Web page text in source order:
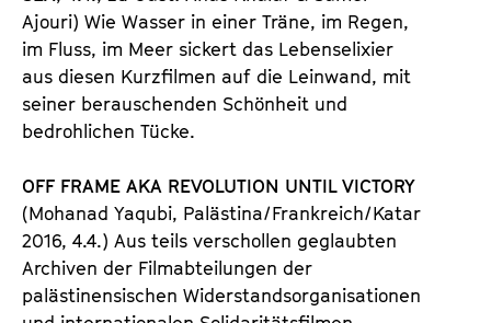
Ajouri) Wie Wasser in einer Träne, im Regen,
im Fluss, im Meer sickert das Lebenselixier
aus diesen Kurzfilmen auf die Leinwand, mit
seiner berauschenden Schönheit und
bedrohlichen Tücke.
OFF FRAME AKA REVOLUTION UNTIL VICTORY
(Mohanad Yaqubi, Palästina/Frankreich/Katar
2016, 4.4.) Aus teils verschollen geglaubten
Archiven der Filmabteilungen der
palästinensischen Widerstandsorganisationen